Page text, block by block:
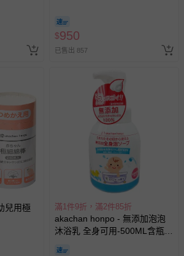
$950
已售出 857
兒用極
滿1件9折，滿2件85折
akachan honpo - 無添加泡泡
沐浴乳 全身可用-500ML含瓶-